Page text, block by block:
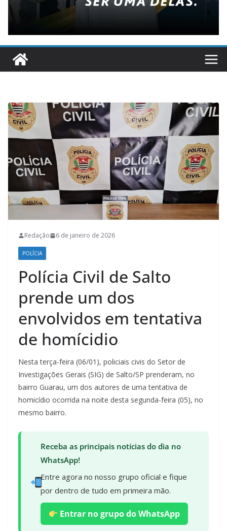
Redação 6 de janeiro de 2026
POLÍCIA
Polícia Civil de Salto
prende um dos
envolvidos em tentativa
de homícidio
Nesta terça-feira (06/01), policiais civis do Setor de
Investigações Gerais (SIG) de Salto/SP prenderam, no
bairro Guarau, um dos autores de uma tentativa de
homicídio ocorrida na noite desta segunda-feira (05), no
mesmo bairro.
Receba as principais notícias do dia no
WhatsApp!
Entre agora no nosso grupo oficial e fique
por dentro de tudo em primeira mão.
Entrar no grupo do WhatsApp